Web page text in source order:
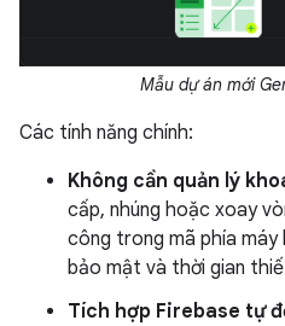
Mẫu dự án mới
Các tính năng chính:
Không cần quản lý
cấp, nhúng hoặc xoay
công trong mã phía máy
bảo mật và thời gian
Tích hợp Firebase tự